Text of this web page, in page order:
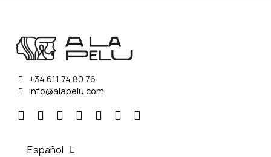
+34 611 74 80 76
info@alapelu.com
Español